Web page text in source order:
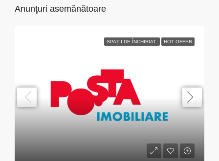
Anunţuri asemănătoare
SPAȚII DE ÎNCHIRIAT HOT OFFER